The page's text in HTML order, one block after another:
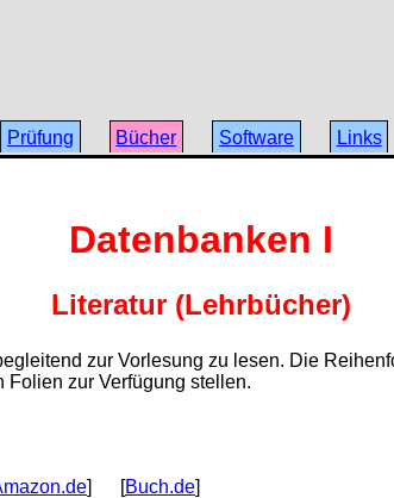
Prüfung Bücher Software Links
Datenbanken I
Literatur (Lehrbücher)
zur Vorlesung zu lesen. Die
Folien zur Verfügung stellen.
] [Buch.de]